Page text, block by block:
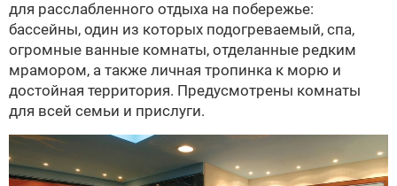
для расслабленного отдыха на побережье:
бассейны, один из которых подогреваемый, спа,
огромные ванные комнаты, отделанные редким
мрамором, а также личная тропинка к морю и
достойная территория. Предусмотрены комнаты
для всей семьи и прислуги.